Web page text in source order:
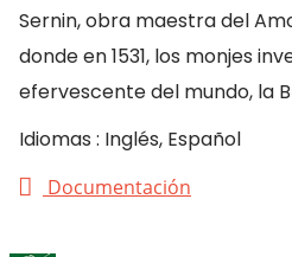
Sernin, obra maestra del
donde en 1531, los monjes
efervescente del mundo, la
Idiomas : Inglés, Español
Documentación